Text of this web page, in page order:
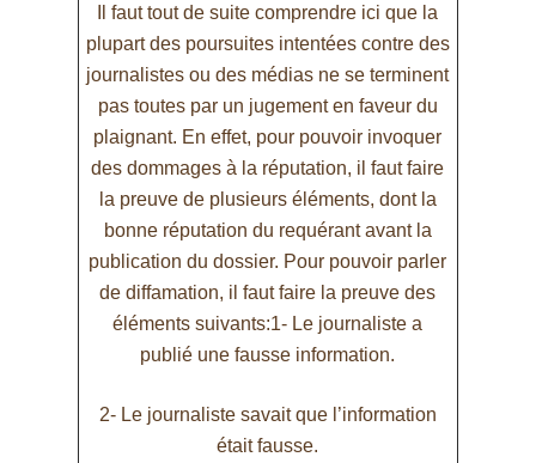
Il faut tout de suite comprendre ici que la
plupart des poursuites intentées contre des
journalistes ou des médias ne se terminent
pas toutes par un jugement en faveur du
plaignant. En effet, pour pouvoir invoquer
des dommages à la réputation, il faut faire
la preuve de plusieurs éléments, dont la
bonne réputation du requérant avant la
publication du dossier. Pour pouvoir parler
de diffamation, il faut faire la preuve des
éléments suivants:1- Le journaliste a
publié une fausse information.
2- Le journaliste savait que l’information
était fausse.